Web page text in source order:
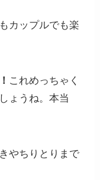
カップルでも楽
これめっちゃく
ょうね。本当
やちりとりまで